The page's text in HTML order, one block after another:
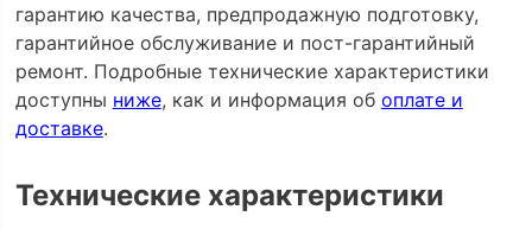
гарантию качества, предпродажную подготовку,
гарантийное обслуживание и пост-гарантийный
ремонт. Подробные технические характеристики
доступны ниже, как и информация об оплате и
доставке.
Технические характеристики